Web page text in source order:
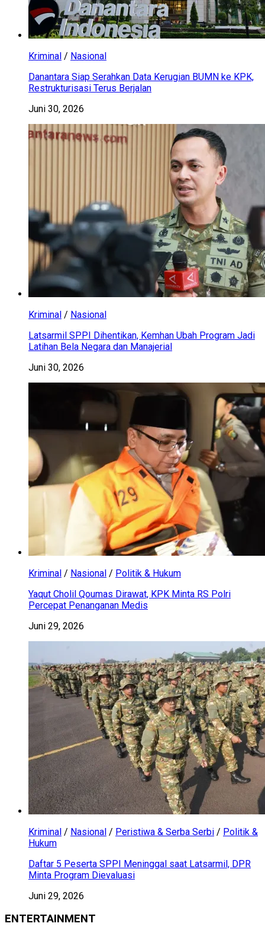
Kriminal / Nasional
Danantara Siap Serahkan Data Kerugian BUMN ke KPK,
Restrukturisasi Terus Berjalan
Juni 30, 2026
Kriminal / Nasional
Latsarmil SPPI Dihentikan, Kemhan Ubah Program Jadi
Latihan Bela Negara dan Manajerial
Juni 30, 2026
Kriminal / Nasional / Politik & Hukum
Yaqut Cholil Qoumas Dirawat, KPK Minta RS Polri
Percepat Penanganan Medis
Juni 29, 2026
Kriminal / Nasional / Peristiwa & Serba Serbi / Politik &
Hukum
Daftar 5 Peserta SPPI Meninggal saat Latsarmil, DPR
Minta Program Dievaluasi
Juni 29, 2026
ENTERTAINMENT